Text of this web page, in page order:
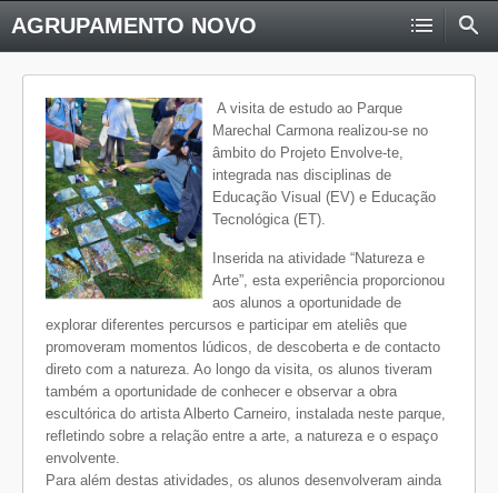
AGRUPAMENTO NOVO
A visita de estudo ao Parque
Marechal Carmona realizou-se no
âmbito do Projeto Envolve-te,
integrada nas disciplinas de
Educação Visual (EV) e Educação
Tecnológica (ET).
Inserida na atividade “Natureza e
Arte”, esta experiência proporcionou
aos alunos a oportunidade de
explorar diferentes percursos e participar em ateliês que
promoveram momentos lúdicos, de descoberta e de contacto
direto com a natureza. Ao longo da visita, os alunos tiveram
também a oportunidade de conhecer e observar a obra
escultórica do artista Alberto Carneiro, instalada neste parque,
refletindo sobre a relação entre a arte, a natureza e o espaço
envolvente.
Para além destas atividades, os alunos desenvolveram ainda